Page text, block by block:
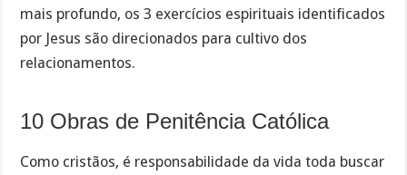
mais profundo, os 3 exercícios espirituais identificados
por Jesus são direcionados para cultivo dos
relacionamentos.
10 Obras de Penitência Católica
Como cristãos, é responsabilidade da vida toda buscar